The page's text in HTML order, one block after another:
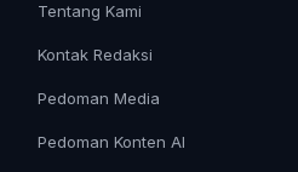
Tentang Kami
Kontak Redaksi
Pedoman Media
Pedoman Konten AI